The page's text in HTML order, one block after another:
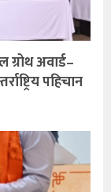
ग्रोथ अवार्ड–
पहिचान